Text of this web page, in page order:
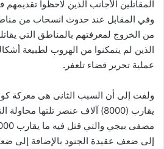
المقاتلين الأجانب الذين لاحظوا
وفي المقابل عند حدوث انسحاب من
من الخروج لمعرفتهم بالمناطق التي
الذين لم يتمكنوا من الهروب لطبيعة
عملية تحرير قضاء تلعفر .
ولفت إلى أن السبب الثانى هى معركة
يقارب (8000) آلاف عنصر تلتها
إلى ضعف عقيدة الجنود بالإضافة إلى